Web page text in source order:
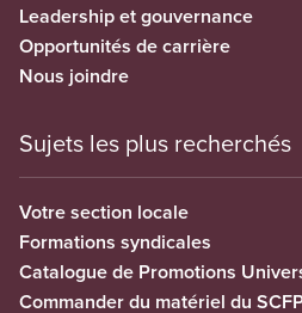
Leadership et gouvernance
Opportunités de carrière
Nous joindre
Sujets les plus recherchés
Votre section locale
Formations syndicales
Catalogue de Promotions
Commander du matériel du